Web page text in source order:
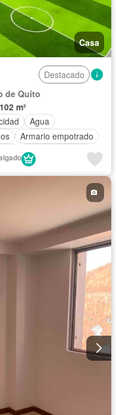
Casa
Destacado
de Quito
102 m²
Agua
Armario empotrado
Estacionamiento
Piscina
Conserje